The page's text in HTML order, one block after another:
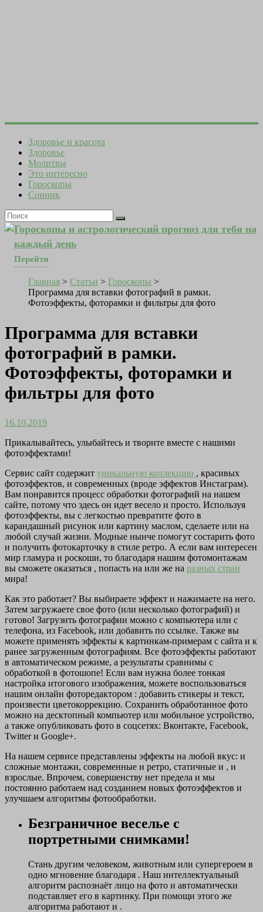
Здоровье и красота
Здоровье
Молитвы
Это интересно
Гороскопы
Сонник
Гороскопы и астрологический прогноз для тебя на
каждый день
Перейти
Главная > Статьи > Гороскопы >
Программа для вставки фотографий в рамки.
Фотоэффекты, фоторамки и фильтры для фото
Программа для вставки
фотографий в рамки.
Фотоэффекты, фоторамки и
фильтры для фото
16.10.2019
Прикалывайтесь, улыбайтесь и творите вместе с нашими
фотоэффектами!
Сервис сайт содержит уникальную коллекцию , красивых
фотоэффектов, и современных (вроде эффектов Инстаграм).
Вам понравится процесс обработки фотографий на нашем
сайте, потому что здесь он идет весело и просто. Используя
фотоэффекты, вы с легкостью превратите фото в
карандашный рисунок или картину маслом, сделаете или на
любой случай жизни. Модные нынче помогут состарить фото
и получить фотокарточку в стиле ретро. А если вам интересен
мир гламура и роскоши, то благодаря нашим фотомонтажам
вы сможете оказаться , попасть на или же на разных стран
мира!
Как это работает? Вы выбираете эффект и нажимаете на него.
Затем загружаете свое фото (или несколько фотографий) и
готово! Загрузить фотографии можно с компьютера или с
телефона, из Facebook, или добавить по ссылке. Также вы
можете применять эффекты к картинкам-примерам с сайта и к
ранее загруженным фотографиям. Все фотоэффекты работают
в автоматическом режиме, а результаты сравнимы с
обработкой в фотошопе! Если вам нужна более тонкая
настройка итогового изображения, можете воспользоваться
нашим онлайн фоторедактором : добавить стикеры и текст,
произвести цветокоррекцию. Сохранить обработанное фото
можно на десктопный компьютер или мобильное устройство,
а также опубликовать фото в соцсетях: Вконтакте, Facebook,
Twitter и Google+.
На нашем сервисе представлены эффекты на любой вкус: и
сложные монтажи, современные и ретро, статичные и , и
взрослые. Впрочем, совершенству нет предела и мы
постоянно работаем над созданием новых фотоэффектов и
улучшаем алгоритмы фотообработки.
Безграничное веселье с
портретными снимками!
Стань другим человеком, животным или супергероем в
одно мгновение благодаря . Наш интеллектуальный
алгоритм распознаёт лицо на фото и автоматически
подставляет его в картинку. При помощи этого же
алгоритма работают и .